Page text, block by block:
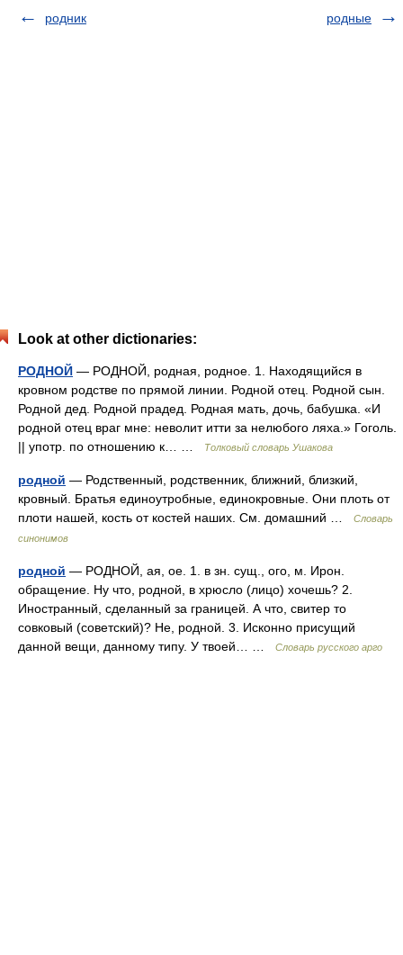
родник
родные
Look at other dictionaries:
РОДНОЙ — РОДНОЙ, родная, родное. 1. Находящийся в
кровном родстве по прямой линии. Родной отец. Родной сын.
Родной дед. Родной прадед. Родная мать, дочь, бабушка. «И
родной отец враг мне: неволит итти за нелюбого ляха.» Гоголь.
|| употр. по отношению к… …
Толковый словарь Ушакова
родной — Родственный, родственник, ближний, близкий,
кровный. Братья единоутробные, единокровные. Они плоть от
плоти нашей, кость от костей наших. См. домашний …
Словарь
синонимов
родной — РОДНОЙ, ая, ое. 1. в зн. сущ., ого, м. Ирон.
обращение. Ну что, родной, в хрюсло (лицо) хочешь? 2.
Иностранный, сделанный за границей. А что, свитер то
совковый (советский)? Не, родной. 3. Исконно присущий
данной вещи, данному типу. У твоей… …
Словарь русского арго